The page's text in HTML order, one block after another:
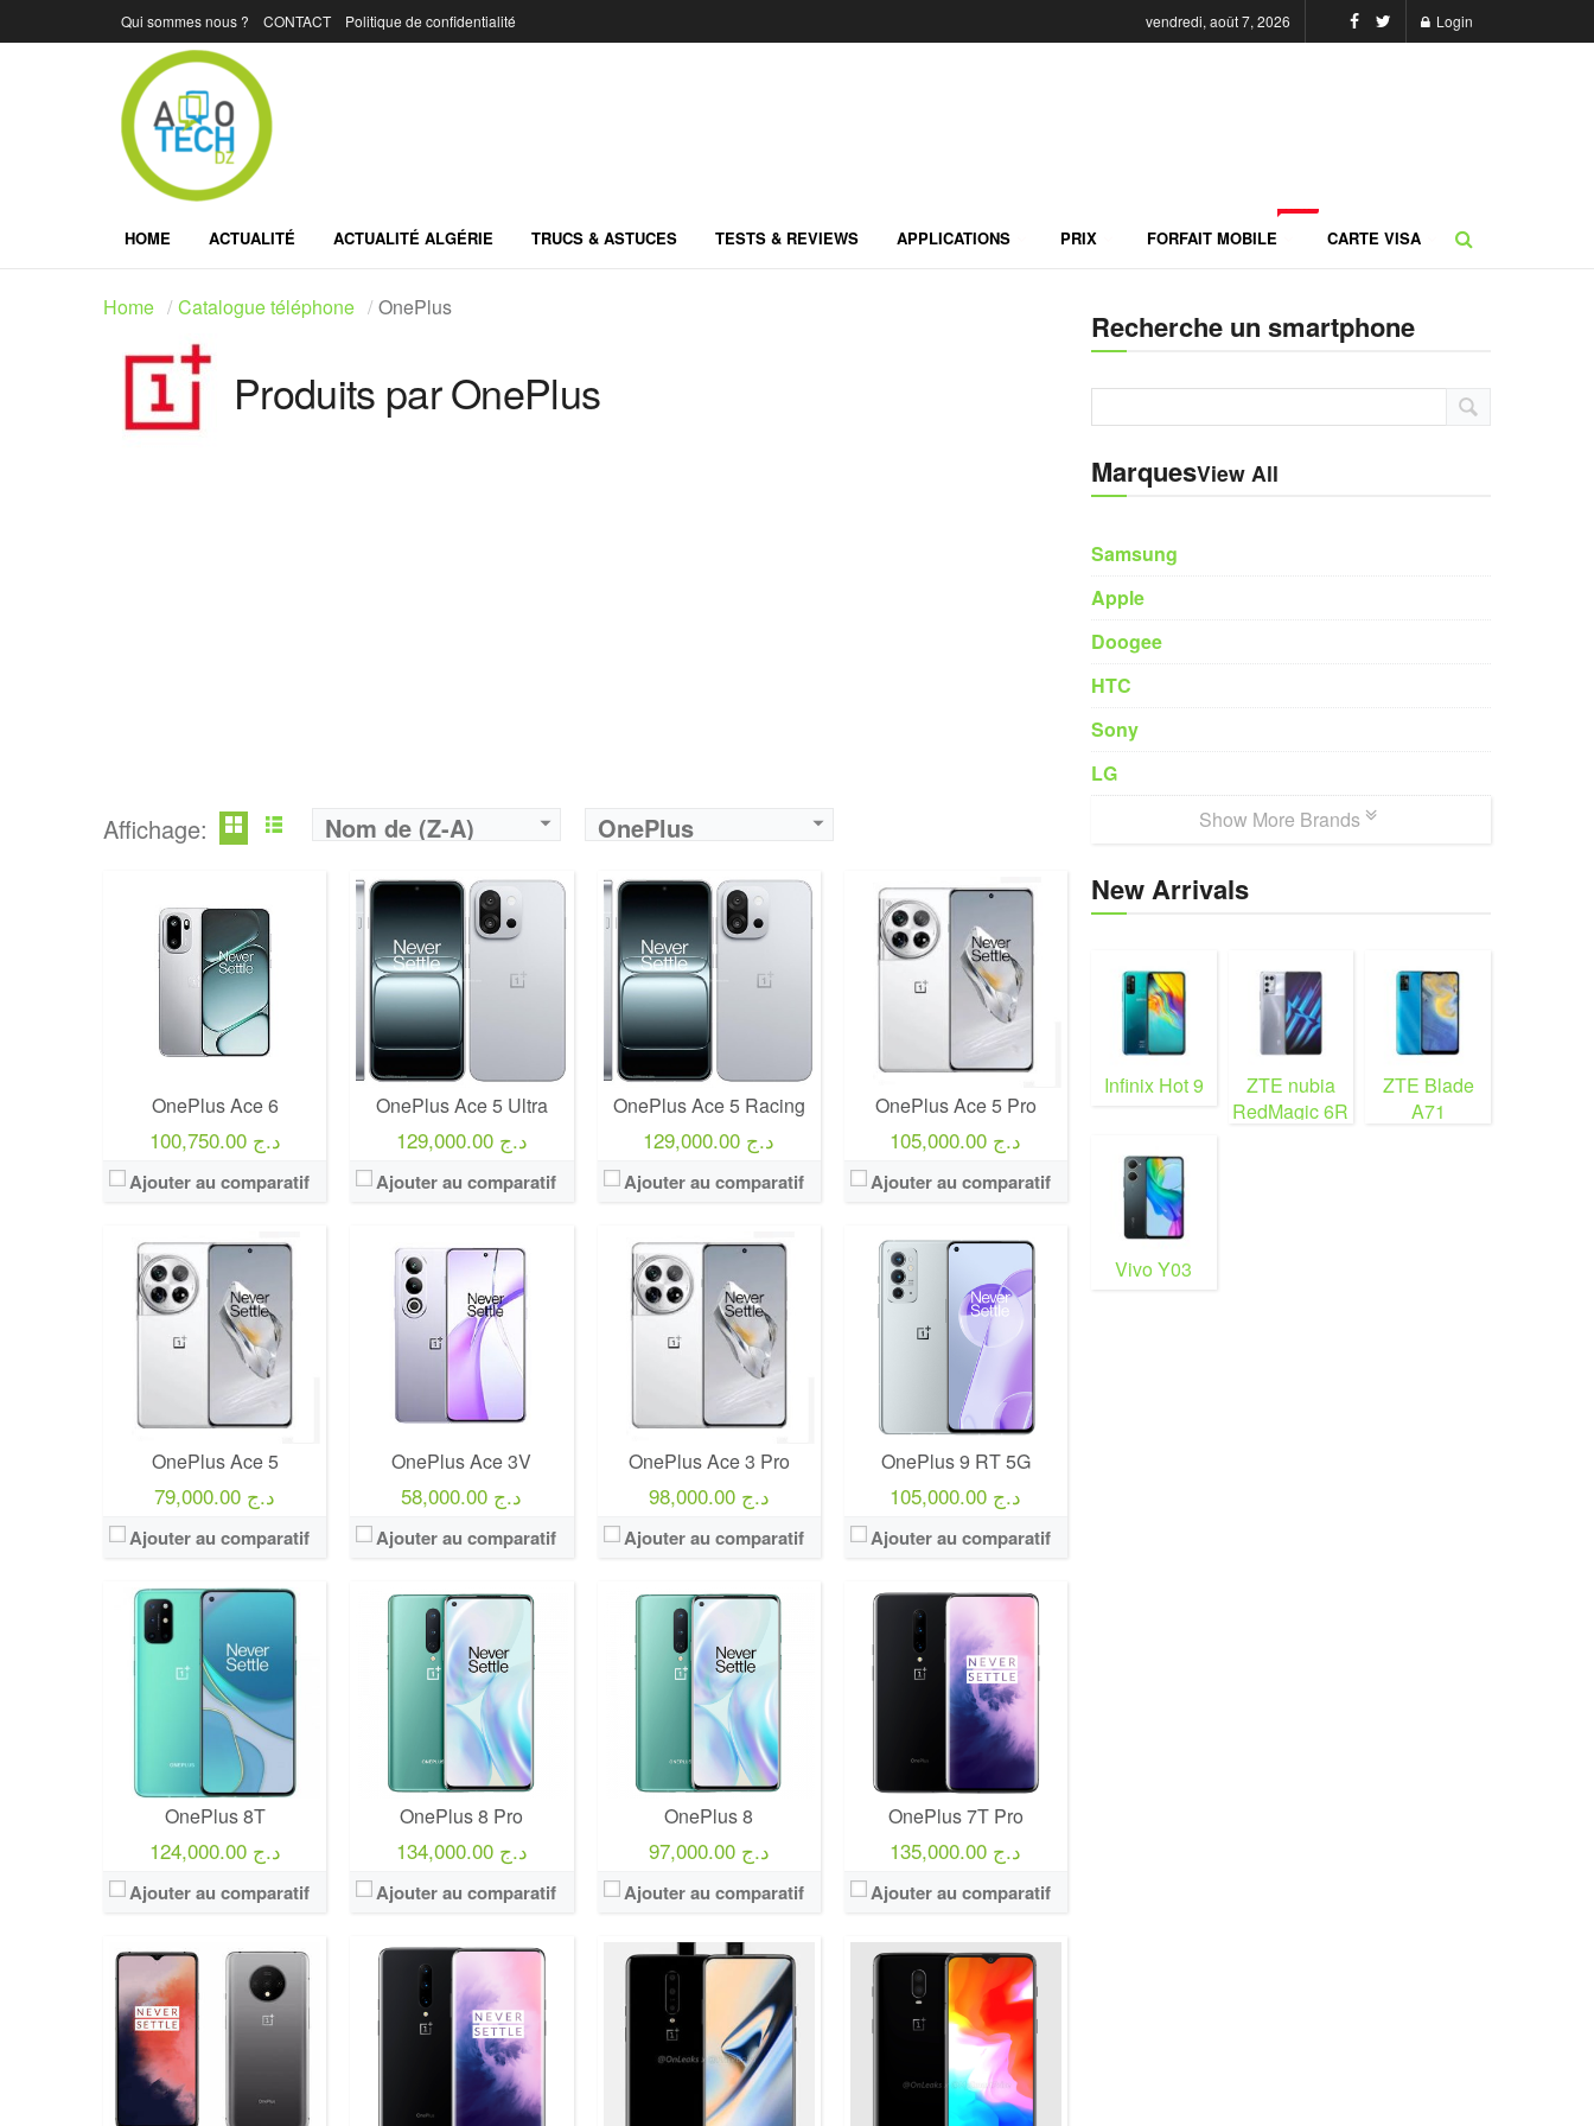
Qui sommes nous ? CONTACT Politique de confidentialité vendredi, août 7, 2026 Login
HOME ACTUALITÉ ACTUALITÉ ALGÉRIE TRUCS & ASTUCES TESTS & REVIEWS APPLICATIONS PRIX FORFAIT MOBILE CARTE VISA
Home Catalogue téléphone OnePlus
Produits par OnePlus
Affichage: Nom de (Z-A) OnePlus
OnePlus Ace 6
100,750.00 د.ج
Ajouter au comparatif
OnePlus Ace 5 Ultra
129,000.00 د.ج
Ajouter au comparatif
OnePlus Ace 5 Racing
129,000.00 د.ج
Ajouter au comparatif
OnePlus Ace 5 Pro
105,000.00 د.ج
Ajouter au comparatif
OnePlus Ace 5
79,000.00 د.ج
Ajouter au comparatif
OnePlus Ace 3V
58,000.00 د.ج
Ajouter au comparatif
OnePlus Ace 3 Pro
98,000.00 د.ج
Ajouter au comparatif
OnePlus 9 RT 5G
105,000.00 د.ج
Ajouter au comparatif
OnePlus 8T
124,000.00 د.ج
Ajouter au comparatif
OnePlus 8 Pro
134,000.00 د.ج
Ajouter au comparatif
OnePlus 8
97,000.00 د.ج
Ajouter au comparatif
OnePlus 7T Pro
135,000.00 د.ج
Ajouter au comparatif
Recherche un smartphone
MarquesView All
Samsung
Apple
Doogee
HTC
Sony
LG
Show More Brands
New Arrivals
Infinix Hot 9
ZTE nubia
RedMagic 6R
ZTE Blade
A71
Vivo Y03